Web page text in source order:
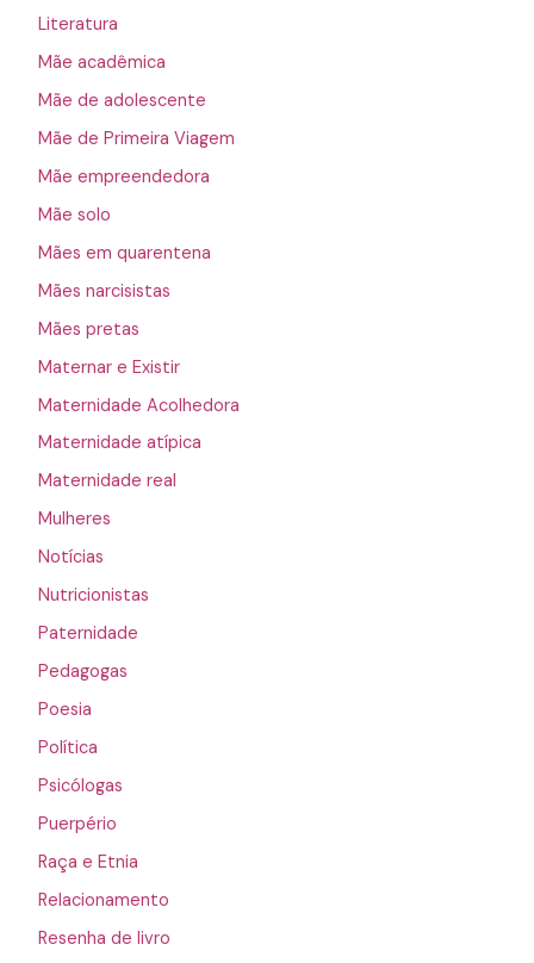
Literatura
Mãe acadêmica
Mãe de adolescente
Mãe de Primeira Viagem
Mãe empreendedora
Mãe solo
Mães em quarentena
Mães narcisistas
Mães pretas
Maternar e Existir
Maternidade Acolhedora
Maternidade atípica
Maternidade real
Mulheres
Notícias
Nutricionistas
Paternidade
Pedagogas
Poesia
Política
Psicólogas
Puerpério
Raça e Etnia
Relacionamento
Resenha de livro